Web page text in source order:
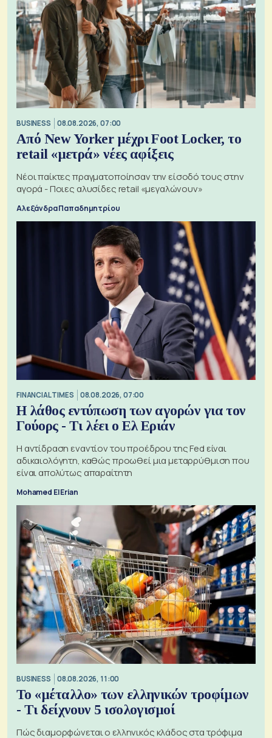
BUSINESS 08.08.2026, 07:00
Από New Yorker μέχρι Foot Locker, το
retail «μετρά» νέες αφίξεις
Νέοι παίκτες πραγματοποίησαν την είσοδό τους στην
αγορά - Ποιες αλυσίδες retail «μεγαλώνουν»
Αλεξάνδρα Παπαδημητρίου
FINANCIAL TIMES 08.08.2026, 07:00
Η λάθος εντύπωση των αγορών για τον
Γούορς - Τι λέει ο Ελ Εριάν
Η αντίδραση εναντίον του προέδρου της Fed είναι
αδικαιολόγητη, καθώς προωθεί μια μεταρρύθμιση που
είναι απολύτως απαραίτητη
Mohamed El Erian
BUSINESS 08.08.2026, 11:00
Το «μέταλλο» των ελληνικών τροφίμων
- Τι δείχνουν 5 ισολογισμοί
Πώς διαμορφώνεται ο ελληνικός κλάδος στα τρόφιμα